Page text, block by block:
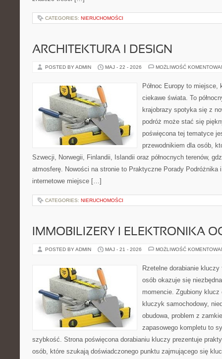
CATEGORIES: NIERUCHOMOŚCI
ARCHITEKTURA I DESIGN
POSTED BY ADMIN MAJ - 22 - 2026 MOŻLIWOŚĆ
Północ Europy to
ciekawe świata. To
krajobrazy spotyka się z
podróż może stać się
poświęcona tej tematyce
przewodnikiem dla osób,
Szwecji, Norwegii, Finlandii, Islandii oraz północnych terenów,
atmosferę. Nowości na stronie to Praktyczne Porady Podróżnika
internetowe miejsce […]
CATEGORIES: NIERUCHOMOŚCI
IMMOBILIZERY I ELEKTRONIKA
POSTED BY ADMIN MAJ - 21 - 2026 MOŻLIWOŚĆ
Rzetelne dorabianie kluczy
osób okazuje się
momencie. Zgubiony
kluczyk samochodowy,
obudowa, problem z
zapasowego kompletu to
szybkość. Strona poświęcona dorabianiu kluczy prezentuje
osób, które szukają doświadczonego punktu zajmującego się